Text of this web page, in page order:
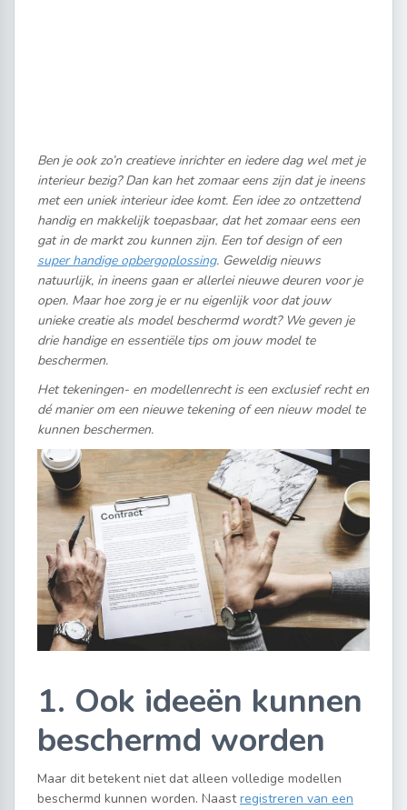
Ben je ook zo’n creatieve inrichter en iedere dag wel met je
interieur bezig? Dan kan het zomaar eens zijn dat je ineens
met een uniek interieur idee komt. Een idee zo ontzettend
handig en makkelijk toepasbaar, dat het zomaar eens een
gat in de markt zou kunnen zijn. Een tof design of een
super handige opbergoplossing. Geweldig nieuws
natuurlijk, in ineens gaan er allerlei nieuwe deuren voor je
open. Maar hoe zorg je er nu eigenlijk voor dat jouw
unieke creatie als model beschermd wordt? We geven je
drie handige en essentiële tips om jouw model te
beschermen.
Het tekeningen- en modellenrecht is een exclusief recht en
dé manier om een nieuwe tekening of een nieuw model te
kunnen beschermen.
1. Ook ideeën kunnen
beschermd worden
Maar dit betekent niet dat alleen volledige modellen
beschermd kunnen worden. Naastregistreren van een